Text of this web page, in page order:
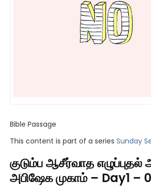
Bible Passage
This content is part of a series Sunday
குடும்ப ஆசீர்வாத எழுப்புதல்
அபிஷேக முகாம் – Day1 –